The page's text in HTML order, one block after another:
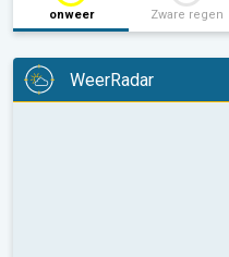
onweer Zware regen
WeerRadar